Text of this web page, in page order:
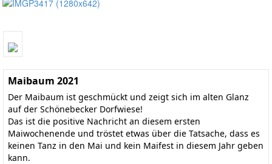
Maibaum 2021
Der Maibaum ist geschmückt und zeigt sich im alten Glanz
auf der Schönebecker Dorfwiese!
Das ist die positive Nachricht an diesem ersten
Maiwochenende und tröstet etwas über die Tatsache, dass es
keinen Tanz in den Mai und kein Maifest in diesem Jahr geben
kann.